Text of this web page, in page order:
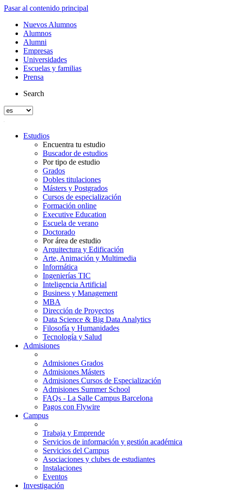
Pasar al contenido principal
Nuevos Alumnos
Alumnos
Alumni
Empresas
Universidades
Escuelas y familias
Prensa
Search
Estudios
Encuentra tu estudio
Buscador de estudios
Por tipo de estudio
Grados
Dobles titulaciones
Másters y Postgrados
Cursos de especialización
Formación online
Executive Education
Escuela de verano
Doctorado
Por área de estudio
Arquitectura y Edificación
Arte, Animación y Multimedia
Informática
Ingenierías TIC
Inteligencia Artificial
Business y Management
MBA
Dirección de Proyectos
Data Science & Big Data Analytics
Filosofía y Humanidades
Tecnología y Salud
Admisiones
Admisiones Grados
Admisiones Másters
Admisiones Cursos de Especialización
Admisiones Summer School
FAQs - La Salle Campus Barcelona
Pagos con Flywire
Campus
Trabaja y Emprende
Servicios de información y gestión académica
Servicios del Campus
Asociaciones y clubes de estudiantes
Instalaciones
Eventos
Investigación